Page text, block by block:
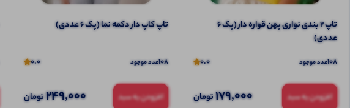
تاپ ۲ بندی نواری پهن قواره دار (پک 6
عددی)
108عدد موجود 0.0
افزودن به سبد 179,000تومان
تاپ کاپ دار دکمه نما (پک 6 عددی)
108عدد موجود 0.0
افزودن به سبد 249,000تومان